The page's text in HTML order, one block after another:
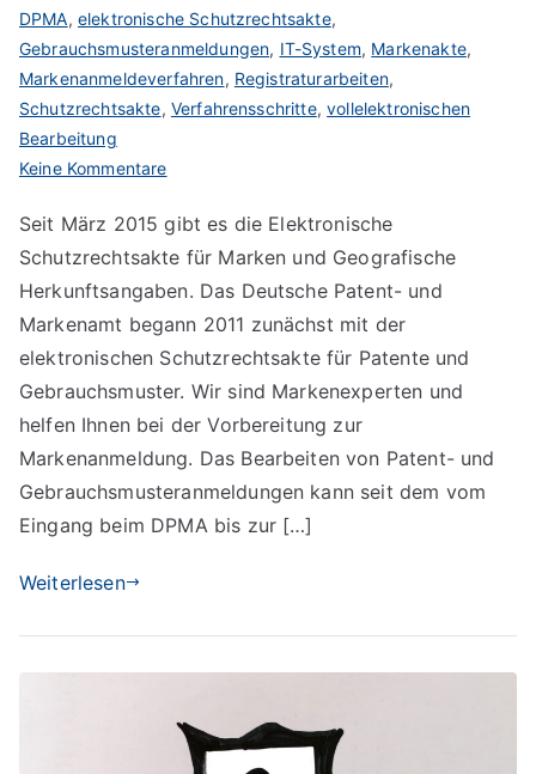
DPMA, elektronische Schutzrechtsakte,
Gebrauchsmusteranmeldungen, IT-System, Markenakte,
Markenanmeldeverfahren, Registraturarbeiten,
Schutzrechtsakte, Verfahrensschritte,vollelektronischen
Bearbeitung
Keine Kommentarezu
Schutzrechtsakte
Seit März 2015 gibt es die Elektronische
Schutzrechtsakte für Marken und Geografische
Herkunftsangaben. Das Deutsche Patent- und
Markenamt begann 2011 zunächst mit der
elektronischen Schutzrechtsakte für Patente und
Gebrauchsmuster. Wir sind Markenexperten und
helfen Ihnen bei der Vorbereitung zur
Markenanmeldung. Das Bearbeiten von Patent- und
Gebrauchsmusteranmeldungen kann seit dem vom
Eingang beim DPMA bis zur […]
Weiterlesen